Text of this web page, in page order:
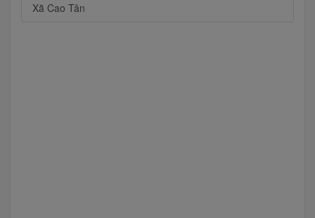
Xã Cao Tân